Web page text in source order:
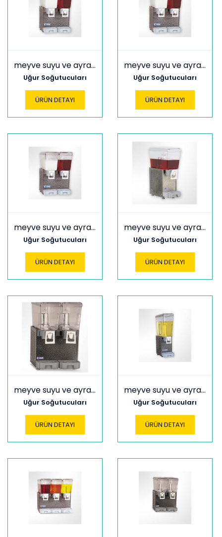
meyve suyu ve ayran soğutucular usam 20+20
Uğur Soğutucuları
ÜRÜN DETAYI
meyve suyu ve ayran soğutucular usam 40+20
Uğur Soğutucuları
ÜRÜN DETAYI
meyve suyu ve ayran soğutucular usam 60+20
Uğur Soğutucuları
ÜRÜN DETAYI
meyve suyu ve ayran soğutucular usm 10
Uğur Soğutucuları
ÜRÜN DETAYI
meyve suyu ve ayran soğutucular usm 2*10
Uğur Soğutucuları
ÜRÜN DETAYI
meyve suyu ve ayran soğutucular usm 20
Uğur Soğutucuları
ÜRÜN DETAYI